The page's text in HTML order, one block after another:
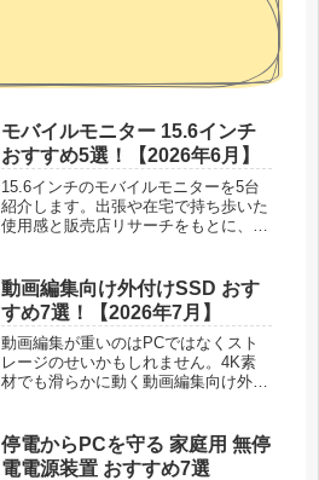
モバイルモニター 15.6インチ
おすすめ5選！【2026年6月】
15.6インチのモバイルモニターを5台
紹介します。出張や在宅で持ち歩いた
使用感と販売店リサーチをもとに、接
動画編集向け外付けSSD おす
すめ7選！【2026年7月】
動画編集が重いのはPCではなくスト
レージのせいかもしれません。4K素
材でも滑らかに動く動画編集向け外付
停電からPCを守る 家庭用 無停
電電源装置 おすすめ7選